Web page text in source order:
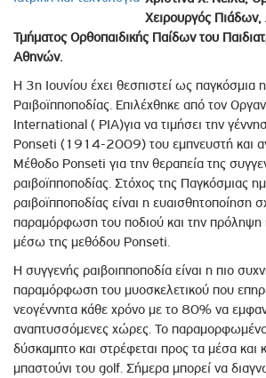
Χειρουργός Πιάδων,
Τμήματος Ορθοπαιδικής Παίδων του
Αθηνών.
Η 3η Ιουνίου έχει θεσπιστεί ως παγκόσμια
Ραιβοϊπποποδίας. Επιλέχθηκε από τον
International ( PIA)για να τιμήσει την
Ponseti (1914-2009) του εμπνευστή και
Μέθοδο Ponseti για την θεραπεία της
ραιβοϊπποποδίας. Στόχος της Παγκόσμιας
ραιβοϊπποποδίας είναι η ευαισθητοποίηση
παραμόρφωση του ποδιού και την πρόληψη
μέσω της μεθόδου Ponseti.
Η συγγενής ραιβοιπποποδία είναι η πιο
παραμόρφωση του μυοσκελετικού που
νεογέννητα κάθε χρόνο με το 80% να
αναπτυσσόμενες χώρες. Το παραμορφωμένο
δύσκαμπτο και στρέφεται προς τα μέσα και
μπαστούνι του golf. Σήμερα μπορεί να